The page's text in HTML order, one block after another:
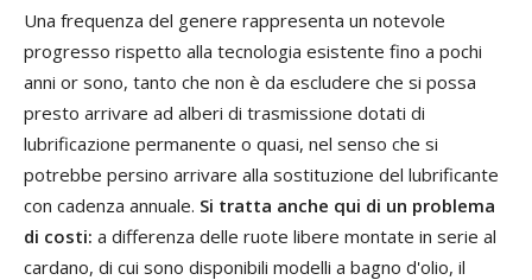
Una frequenza del genere rappresenta un notevole
progresso rispetto alla tecnologia esistente fino a pochi
anni or sono, tanto che non è da escludere che si possa
presto arrivare ad alberi di trasmissione dotati di
lubrificazione permanente o quasi, nel senso che si
potrebbe persino arrivare alla sostituzione del lubrificante
con cadenza annuale. Si tratta anche qui di un problema
di costi: a differenza delle ruote libere montate in serie al
cardano, di cui sono disponibili modelli a bagno d'olio, il